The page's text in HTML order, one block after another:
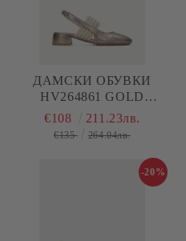
ДАМСКИ ОБУВКИ
HV264861 GOLD
HISPANITAS
€108 211.23лв.
€135 264.04лв.
-20%